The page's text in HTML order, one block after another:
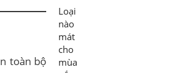
toàn bộ